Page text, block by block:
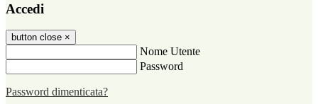
Accedi
button close ×
Nome Utente
Password
Password dimenticata?